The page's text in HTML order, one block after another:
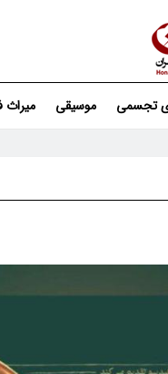
تجسمی موسیقی میراث